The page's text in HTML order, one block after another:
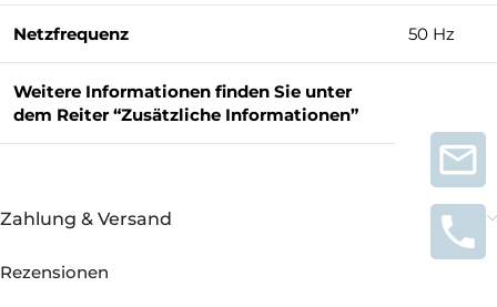
Netzfrequenz 50 Hz
Weitere Informationen finden Sie unter
dem Reiter “Zusätzliche Informationen”
Zahlung & Versand
Rezensionen